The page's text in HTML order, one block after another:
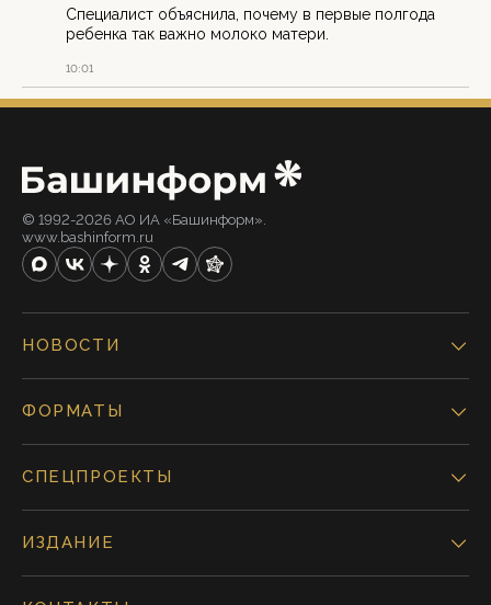
Специалист объяснила, почему в первые полгода
ребенка так важно молоко матери.
10:01
© 1992-2026 АО ИА «Башинформ».
www.bashinform.ru
НОВОСТИ
ФОРМАТЫ
СПЕЦПРОЕКТЫ
ИЗДАНИЕ